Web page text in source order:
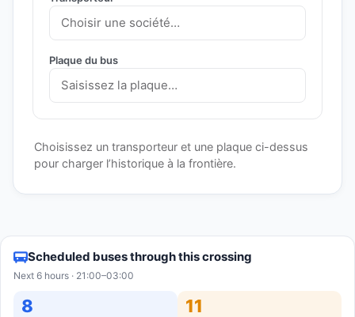
Plaque du bus
Choisissez un transporteur et une plaque ci-dessus
pour charger l’historique à la frontière.
Scheduled buses through this crossing
Next 6 hours · 21:00–03:00
8 11